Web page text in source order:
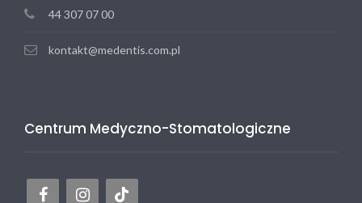
44 307 07 00
kontakt@medentis.com.pl
Centrum Medyczno-Stomatologiczne